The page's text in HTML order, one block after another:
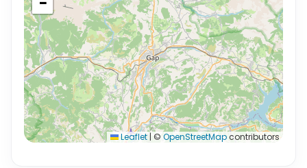
Leaflet | © OpenStreetMapcontributors